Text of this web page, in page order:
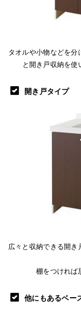
タオルや小物などを
と開き戸収納を使
開き戸タイプ
広々と収納できる開き
棚をつければ
他にもあるベー